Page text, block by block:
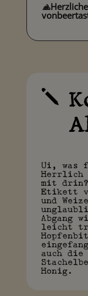
🙏
von
j
Ui, was
Herrlich
mit
Etikett
und
Abgang
leicht
auch die
Honig.